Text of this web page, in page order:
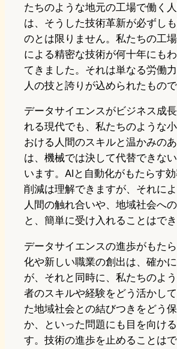
たちのような地元の工場で働く
は、そうした技術革新が必ずし
のとは限りません。私たちの工
による精密な技術が何十年にも
てきました。それは単なる労働
人の技と誇りが込められたもので
データサイエンスがビジネス成
れる現代でも、私たちのような
おける人間のスキルと温かみの
は、機械では決して代替できな
います。AIと自動化がもたらす
削減は理解できますが、それに
人間の触れ合いや、地域社会へ
と、簡単に受け入れることはでき
データサイエンスの進歩がもた
化や新しい職業の創出は、確か
が、それと同時に、私たちのよ
者のスキルや経験をどう活かし
た地域社会との結びつきをどう
か、といった問題にも目を向け
す。技術の進歩を止めることはで